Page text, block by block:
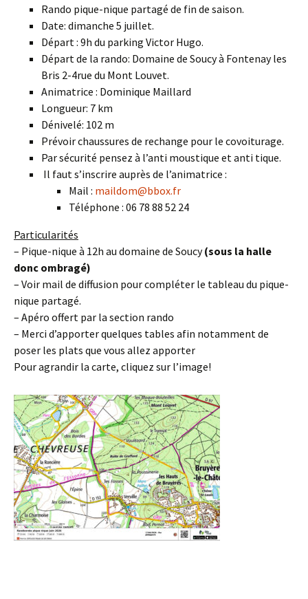
Rando pique-nique partagé de fin de saison.
Date: dimanche 5 juillet.
Départ : 9h du parking Victor Hugo.
Départ de la rando: Domaine de Soucy à Fontenay les
Bris 2-4rue du Mont Louvet.
Animatrice : Dominique Maillard
Longueur: 7 km
Dénivelé: 102 m
Prévoir chaussures de rechange pour le covoiturage.
Par sécurité pensez à l’anti moustique et anti tique.
Il faut s’inscrire auprès de l’animatrice :
Mail : maildom@bbox.fr
Téléphone : 06 78 88 52 24
Particularités
– Pique-nique à 12h au domaine de Soucy(sous la halle
donc ombragé)
– Voir mail de diffusion pour compléter le tableau du pique-
nique partagé.
– Apéro offert par la section rando
– Merci d’apporter quelques tables afin notamment de
poser les plats que vous allez apporter
Pour agrandir la carte, cliquez sur l’image!